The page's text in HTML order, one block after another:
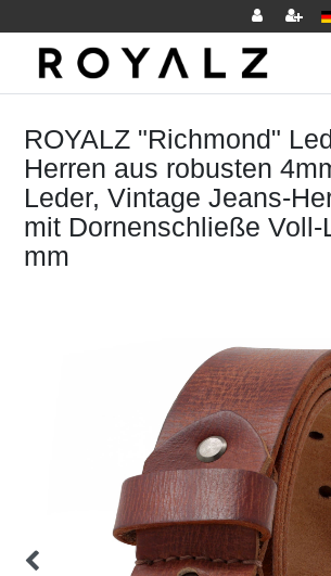
ROYALZ "Richmond"
Herren aus robusten
Leder, Vintage Jeans-
mit Dornenschließe Voll-
mm